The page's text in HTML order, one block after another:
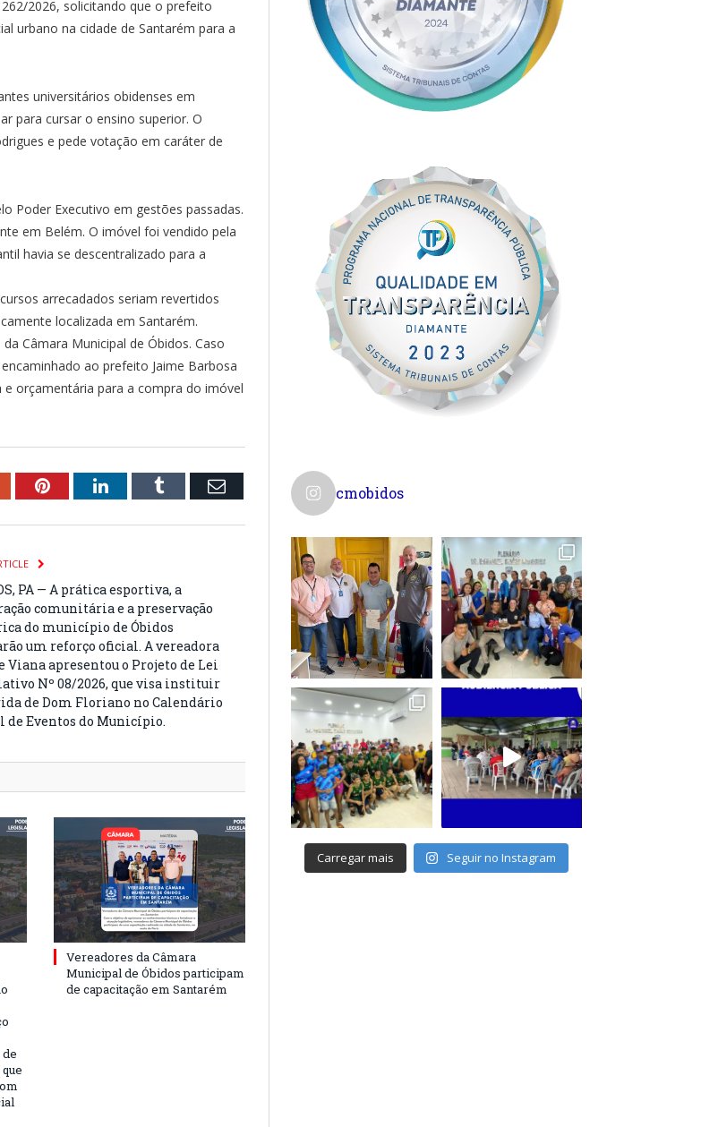
2026, solicitando que o prefeito
urbano na cidade de Santarém para a
universitários obidenses em
para cursar o ensino superior. O
e pede votação em caráter de
Poder Executivo em gestões passadas.
em Belém. O imóvel foi vendido pela
havia se descentralizado para a
arrecadados seriam revertidos
localizada em Santarém.
Câmara Municipal de Óbidos. Caso
ao prefeito Jaime Barbosa
e orçamentária para a compra do imóvel
PinterestLinkedInTumblr Email
PA — A prática esportiva, a
comunitária e a preservação
do município de Óbidos
um reforço oficial. A vereadora
Viana apresentou o Projeto de Lei
Nº 08/2026, que visa instituir
de Dom Floriano no Calendário
de Eventos do Município.
Vereadores da Câmara
Municipal de Óbidos participam
de capacitação em Santarém
cmobidos
Carregar mais Seguir no Instagram